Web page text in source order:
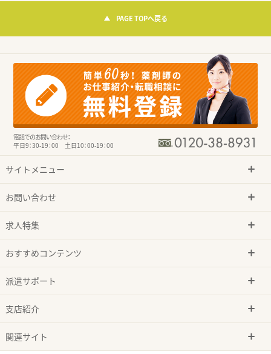
PAGE TOPへ戻る
電話でのお問い合わせ：
平日9：30-19：00 土日10：00-19：00
サイトメニュー
お問い合わせ
求人特集
おすすめコンテンツ
派遣サポート
支店紹介
関連サイト